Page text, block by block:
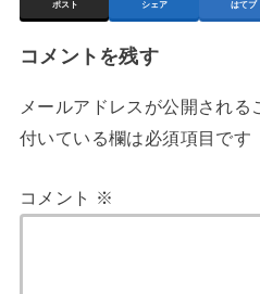
ポスト シェア はてブ
コメントを残す
メールアドレスが公開される
付いている欄は必須項目です
コメント ※